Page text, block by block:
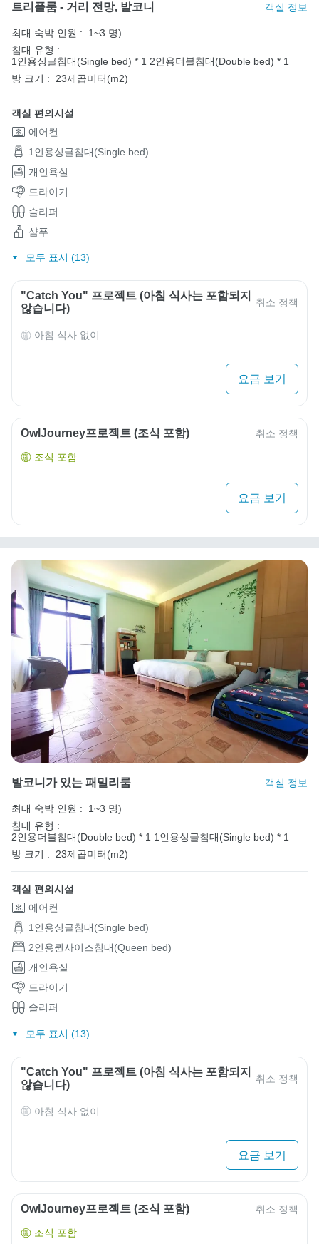
트리플룸 - 거리 전망, 발코니 객실 정보
최대 숙박 인원 :
1~3 명)
침대 유형 :
1인용싱글침대(Single bed) * 1 2인용더블침대(Double bed) * 1
방 크기 :
23제곱미터(m2)
객실 편의시설
에어컨
1인용싱글침대(Single bed)
개인욕실
드라이기
슬리퍼
샴푸
모두 표시 (13)
"Catch You" 프로젝트 (아침 식사는 포함되지
않습니다)
취소 정책
아침 식사 없이
요금 보기
OwlJourney프로젝트 (조식 포함) 취소 정책
조식 포함
요금 보기
발코니가 있는 패밀리룸 객실 정보
최대 숙박 인원 :
1~3 명)
침대 유형 :
2인용더블침대(Double bed) * 1 1인용싱글침대(Single bed) * 1
방 크기 :
23제곱미터(m2)
객실 편의시설
에어컨
1인용싱글침대(Single bed)
2인용퀸사이즈침대(Queen bed)
개인욕실
드라이기
슬리퍼
모두 표시 (13)
"Catch You" 프로젝트 (아침 식사는 포함되지
않습니다)
취소 정책
아침 식사 없이
요금 보기
OwlJourney프로젝트 (조식 포함) 취소 정책
조식 포함